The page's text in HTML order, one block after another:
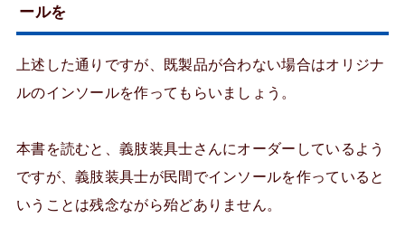
ールを
上述した通りですが、既製品が合わない場合はオリジナ
ルのインソールを作ってもらいましょう。
本書を読むと、義肢装具士さんにオーダーしているよう
ですが、義肢装具士が民間でインソールを作っていると
いうことは残念ながら殆どありません。